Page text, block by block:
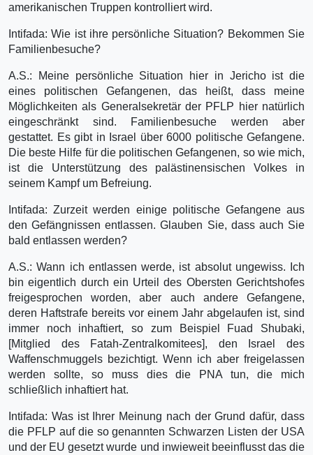
amerikanischen Truppen kontrolliert wird.
Intifada: Wie ist ihre persönliche Situation? Bekommen Sie
Familienbesuche?
A.S.: Meine persönliche Situation hier in Jericho ist die
eines politischen Gefangenen, das heißt, dass meine
Möglichkeiten als Generalsekretär der PFLP hier natürlich
eingeschränkt sind. Familienbesuche werden aber
gestattet. Es gibt in Israel über 6000 politische Gefangene.
Die beste Hilfe für die politischen Gefangenen, so wie mich,
ist die Unterstützung des palästinensischen Volkes in
seinem Kampf um Befreiung.
Intifada: Zurzeit werden einige politische Gefangene aus
den Gefängnissen entlassen. Glauben Sie, dass auch Sie
bald entlassen werden?
A.S.: Wann ich entlassen werde, ist absolut ungewiss. Ich
bin eigentlich durch ein Urteil des Obersten Gerichtshofes
freigesprochen worden, aber auch andere Gefangene,
deren Haftstrafe bereits vor einem Jahr abgelaufen ist, sind
immer noch inhaftiert, so zum Beispiel Fuad Shubaki,
[Mitglied des Fatah-Zentralkomitees], den Israel des
Waffenschmuggels bezichtigt. Wenn ich aber freigelassen
werden sollte, so muss dies die PNA tun, die mich
schließlich inhaftiert hat.
Intifada: Was ist Ihrer Meinung nach der Grund dafür, dass
die PFLP auf die so genannten Schwarzen Listen der USA
und der EU gesetzt wurde und inwieweit beeinflusst das die